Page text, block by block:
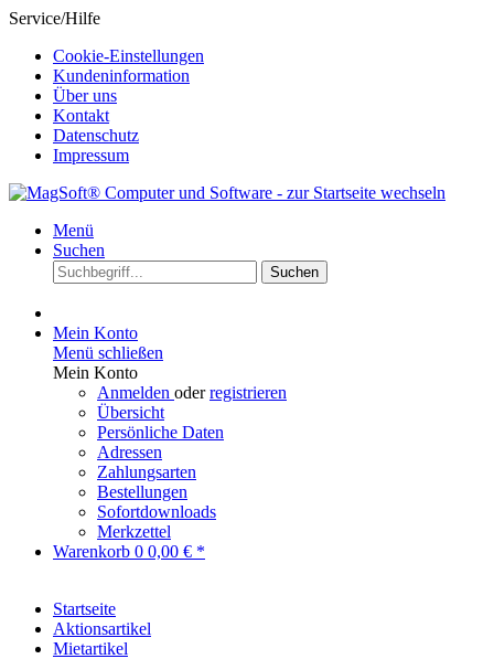
Service/Hilfe
Cookie-Einstellungen
Kundeninformation
Über uns
Kontakt
Datenschutz
Impressum
Menü
Suchen
Suchen
Mein Konto
Menü schließen
Mein Konto
Anmelden oderregistrieren
Übersicht
Persönliche Daten
Adressen
Zahlungsarten
Bestellungen
Sofortdownloads
Merkzettel
Warenkorb 0 0,00 € *
Startseite
Aktionsartikel
Mietartikel